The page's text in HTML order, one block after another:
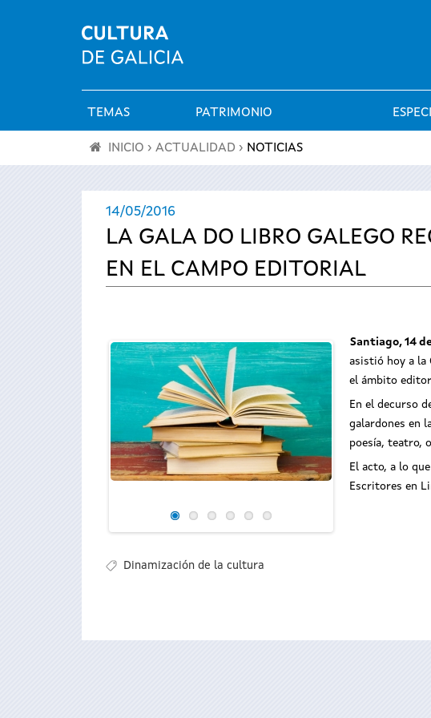
Menú
principal
TEMAS PATRIMONIO
encuentra
aquí
INICIO › ACTUALIDAD › NOTICIAS
14/05/2016
LA GALA DO LIBRO GALEGO
EN EL CAMPO EDITORIAL
Santiago, 14
asistió hoy a la
el ámbito
En el decurso
galardones en
poesía, teatro,
El acto, a lo
Escritores en
Dinamización de la cultura